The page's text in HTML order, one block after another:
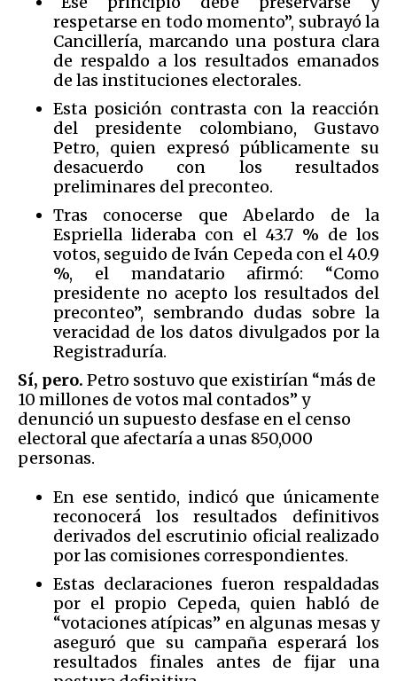
respetarse en todo momento”, subrayó la
Cancillería, marcando una postura clara
de respaldo a los resultados emanados
de las instituciones electorales.
Esta posición contrasta con la reacción
del presidente colombiano, Gustavo
Petro, quien expresó públicamente su
desacuerdo con los resultados
preliminares del preconteo.
Tras conocerse que Abelardo de la
Espriella lideraba con el 43.7 % de los
votos, seguido de Iván Cepeda con el 40.9
%, el mandatario afirmó: “Como
presidente no acepto los resultados del
preconteo”, sembrando dudas sobre la
veracidad de los datos divulgados por la
Registraduría.
Sí, pero. Petro sostuvo que existirían “más de
10 millones de votos mal contados” y
denunció un supuesto desfase en el censo
electoral que afectaría a unas 850,000
personas.
En ese sentido, indicó que únicamente
reconocerá los resultados definitivos
derivados del escrutinio oficial realizado
por las comisiones correspondientes.
Estas declaraciones fueron respaldadas
por el propio Cepeda, quien habló de
“votaciones atípicas” en algunas mesas y
aseguró que su campaña esperará los
resultados finales antes de fijar una